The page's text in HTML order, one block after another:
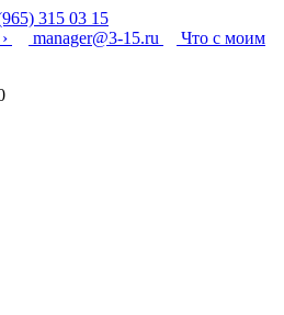
315 03 15
manager@3-15.ru
Что с моим